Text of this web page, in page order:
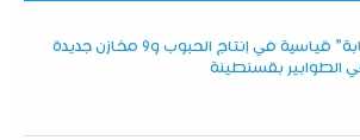
“صابة” قياسية في إنتاج الحبوب و9 مخازن جديدة
الطوابير بقسنطينة